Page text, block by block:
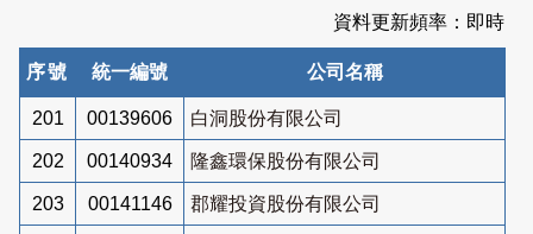
資料更新頻率：即時
序號 統一編號 公司名稱
201 00139606 白洞股份有限公司
202 00140934 隆鑫環保股份有限公司
203 00141146 郡耀投資股份有限公司